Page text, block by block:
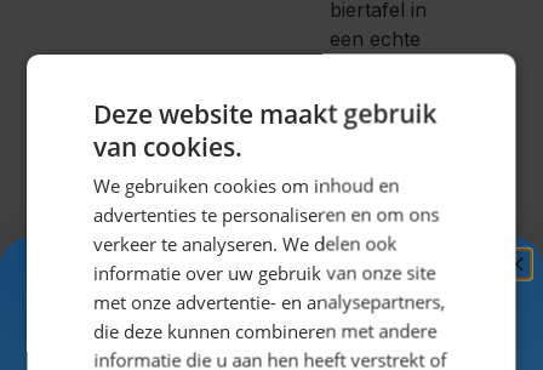
biertafel in
een echte
Wildleder?
Stel
gemakkelijk je
hele outfit
samenop de
site!
Deze website maakt gebruik
van cookies.
We gebruiken cookies om inhoud en
advertenties te personaliseren en om ons
verkeer te analyseren. We delen ook
informatie over uw gebruik van onze site
met onze advertentie- en analysepartners,
die deze kunnen combineren met andere
informatie die u aan hen heeft verstrekt of
Ontvang5%
KORTING!